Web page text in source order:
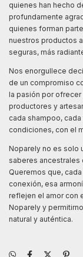
quienes han hecho
profundamente
quienes forman
nuestros productos
seguras, más
Nos enorgullece
de un compromiso
la pasión por
productores y
cada shampoo,
condiciones, con el
Noparely no es solo
saberes ancestrales
Queremos que,
conexión, esa
reflejen el amor con
Noparely y
natural y auténtica.